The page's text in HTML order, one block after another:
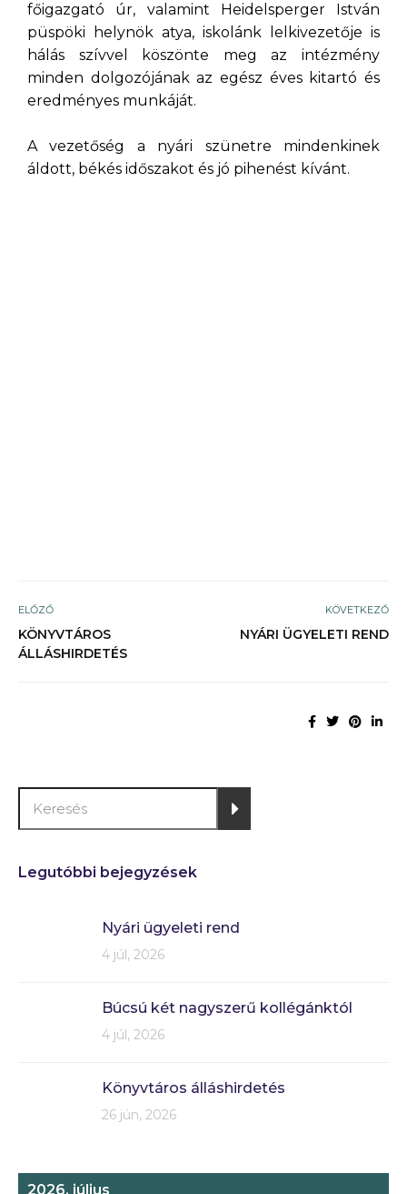
főigazgató úr, valamint Heidelsperger István
püspöki helynök atya, iskolánk lelkivezetője is
hálás szívvel köszönte meg az intézmény
minden dolgozójának az egész éves kitartó és
eredményes munkáját.
A vezetőség a nyári szünetre mindenkinek
áldott, békés időszakot és jó pihenést kívánt.
ELŐZŐ
KÖNYVTÁROS
ÁLLÁSHIRDETÉS
KÖVETKEZŐ
NYÁRI ÜGYELETI REND
Legutóbbi bejegyzések
Nyári ügyeleti rend
4 júl, 2026
Búcsú két nagyszerű kollégánktól
4 júl, 2026
Könyvtáros álláshirdetés
26 jún, 2026
2026. július